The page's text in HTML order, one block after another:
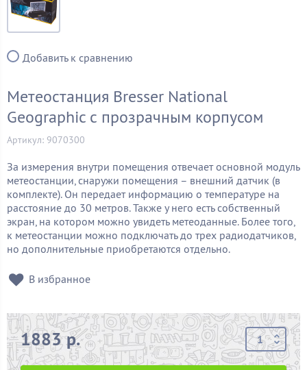
Добавить к сравнению
Метеостанция Bresser National
Geographic с прозрачным корпусом
Артикул: 9070300
За измерения внутри помещения отвечает основной модуль
метеостанции, снаружи помещения – внешний датчик (в
комплекте). Он передает информацию о температуре на
расстояние до 30 метров. Также у него есть собственный
экран, на котором можно увидеть метеоданные. Более того,
к метеостанции можно подключать до трех радиодатчиков,
но дополнительные приобретаются отдельно.
В избранное
1883 р.